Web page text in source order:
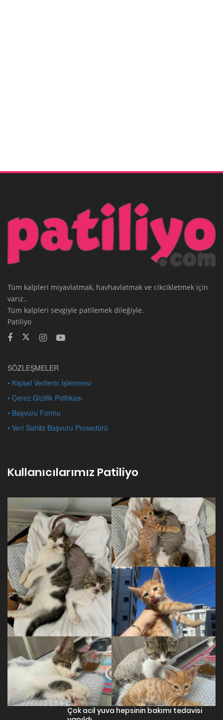
Tüm kalpleri miyavlatmak, havhavlatmak ve cikcikletmek için
varız..
Tüm kalpleri sevgiyle patilemek dileğiyle.
Patiliyo
SÖZLEŞMELER
• Kişisel Verilerin İşlenmesi
• Çerez Gizlilik Politikası
• Başvuru Formu
• Veri Sahibi Başvuru Prosedürü
Kullanıcılarımız Patiliyo
Çok acil yuva hepsinin bakımı tedavisi